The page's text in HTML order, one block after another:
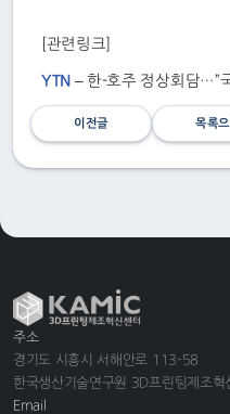
[관련링크]
YTN – 한-호주 정상회담…”
이전글 목록
주소
경기도 시흥시 서해안로 113-58
한국생산기술연구원 3D프린팅제조혁
Email